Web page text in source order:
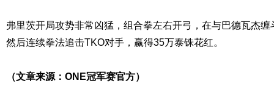
弗里茨开局攻势非常凶猛，组合拳左右开弓，在与巴德瓦杰
然后连续拳法追击TKO对手，赢得35万泰铢花红。
（文章来源：ONE冠军赛官方）